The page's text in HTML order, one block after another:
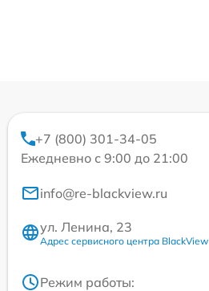
+7 (800) 301-34-05
Ежедневно с 9:00 до 21:00
info@re-blackview.ru
ул. Ленина, 23
Адрес сервисного центра BlackView
Режим работы: